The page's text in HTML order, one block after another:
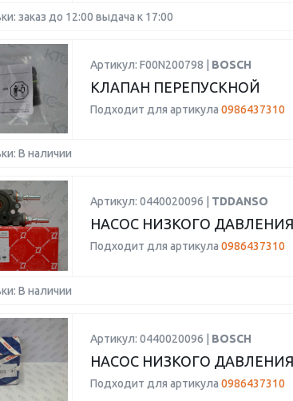
заказ до 12:00 выдача к 17:00
Артикул: F00N200798 | BOSCH
КЛАПАН ПЕРЕПУСКНОЙ
Подходит для артикула 0986437310
В наличии
Артикул: 0440020096 | TDDANSO
НАСОС НИЗКОГО ДАВЛЕНИЯ
Подходит для артикула 0986437310
В наличии
Артикул: 0440020096 | BOSCH
НАСОС НИЗКОГО ДАВЛЕНИЯ
Подходит для артикула 0986437310